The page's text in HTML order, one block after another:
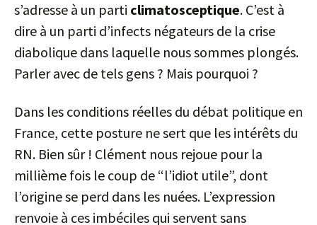
s’adresse à un parti climatosceptique. C’est à
dire à un parti d’infects négateurs de la crise
diabolique dans laquelle nous sommes plongés.
Parler avec de tels gens ? Mais pourquoi ?
Dans les conditions réelles du débat politique en
France, cette posture ne sert que les intérêts du
RN. Bien sûr ! Clément nous rejoue pour la
millième fois le coup de “l’idiot utile”, dont
l’origine se perd dans les nuées. L’expression
renvoie à ces imbéciles qui servent sans